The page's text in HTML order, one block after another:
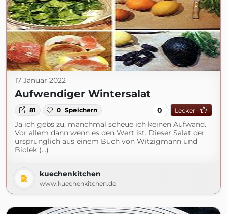
17 Januar 2022
Aufwendiger Wintersalat
81 0 Speichern 0 Lecker
Ja ich gebs zu, manchmal scheue ich keinen Aufwand.
Vor allem dann wenn es den Wert ist. Dieser Salat der
ursprünglich aus einem Buch von Witzigmann und
Biolek (...)
kuechenkitchen
www.kuechenkitchen.de